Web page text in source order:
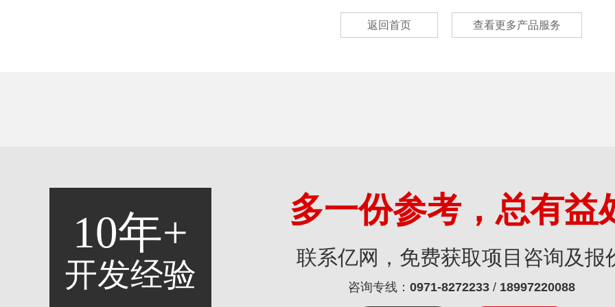
返回首页 查看更多产品服务
10年+
开发经验
多一份参考，总有益
联系亿网，免费获取项目咨询及报
咨询专线： 0971-8272233/ 18997220088